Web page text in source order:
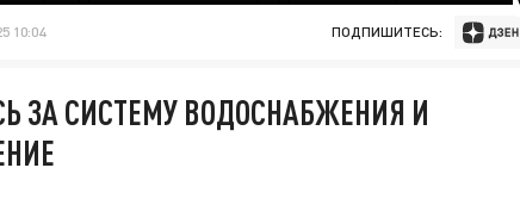
10:04 ПОДПИШИТЕСЬ:
ЗА СИСТЕМУ ВОДОСНАБЖЕНИЯ И